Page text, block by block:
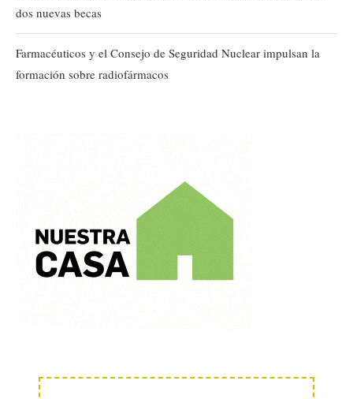
dos nuevas becas
Farmacéuticos y el Consejo de Seguridad Nuclear impulsan la
formación sobre radiofármacos